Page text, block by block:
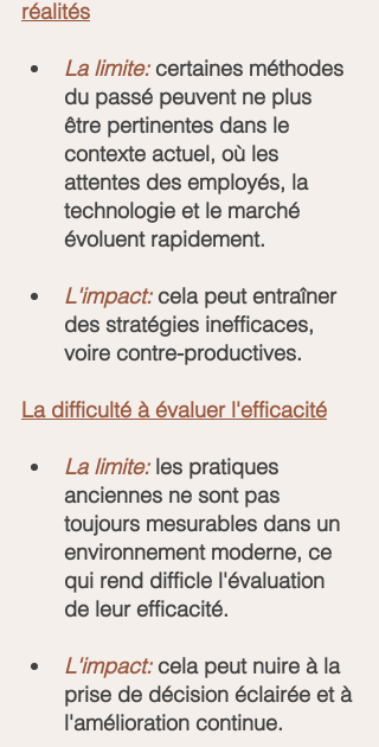
réalités
La limite: certaines méthodes
du passé peuvent ne plus
être pertinentes dans le
contexte actuel, où les
attentes des employés, la
technologie et le marché
évoluent rapidement.
L'impact: cela peut entraîner
des stratégies inefficaces,
voire contre-productives.
La difficulté à évaluer l'efficacité
La limite: les pratiques
anciennes ne sont pas
toujours mesurables dans un
environnement moderne, ce
qui rend difficle l'évaluation
de leur efficacité.
L'impact: cela peut nuire à la
prise de décision éclairée et à
l'amélioration continue.